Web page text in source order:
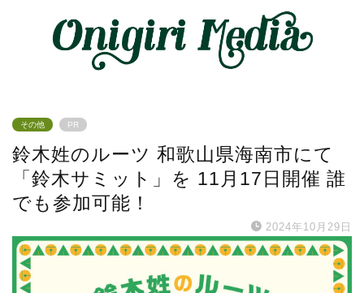
その他 PR
鈴木姓のルーツ 和歌山県海南市にて
「鈴木サミット」を 11月17日開催 誰
でも参加可能！
2024年10月29日